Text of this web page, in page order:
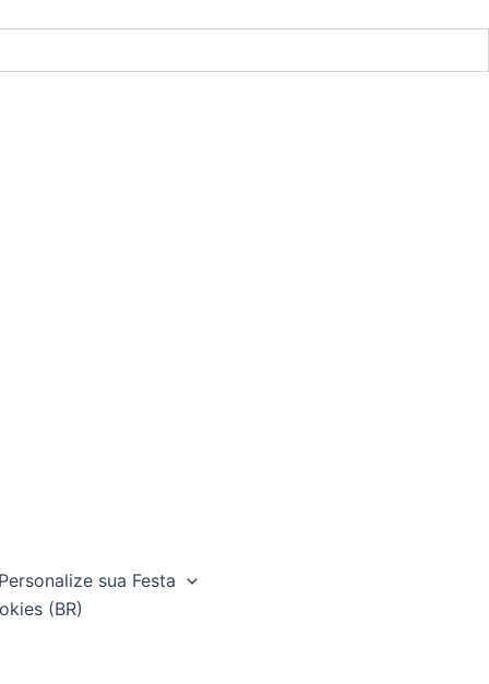
sua Festa
(BR)